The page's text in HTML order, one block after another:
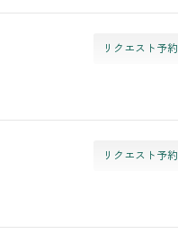
リクエスト予約
リクエスト予約